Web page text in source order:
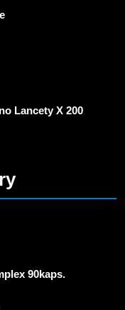
Lancety X 200
90kaps.